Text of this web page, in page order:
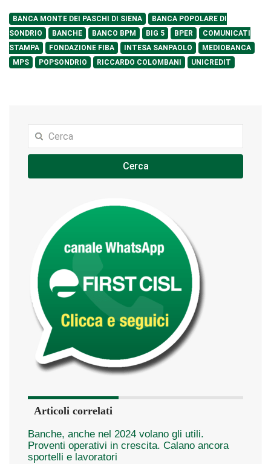
BANCA MONTE DEI PASCHI DI SIENA
BANCA POPOLARE DI
SONDRIO
BANCHE BANCO BPM BIG 5 BPER
COMUNICATI
STAMPA
FONDAZIONE FIBA INTESA SANPAOLO
MEDIOBANCA
MPS
POPSONDRIO RICCARDO COLOMBANI UNICREDIT
Cerca
Articoli correlati
Banche, anche nel 2024 volano gli utili.
Proventi operativi in crescita. Calano ancora
sportelli e lavoratori